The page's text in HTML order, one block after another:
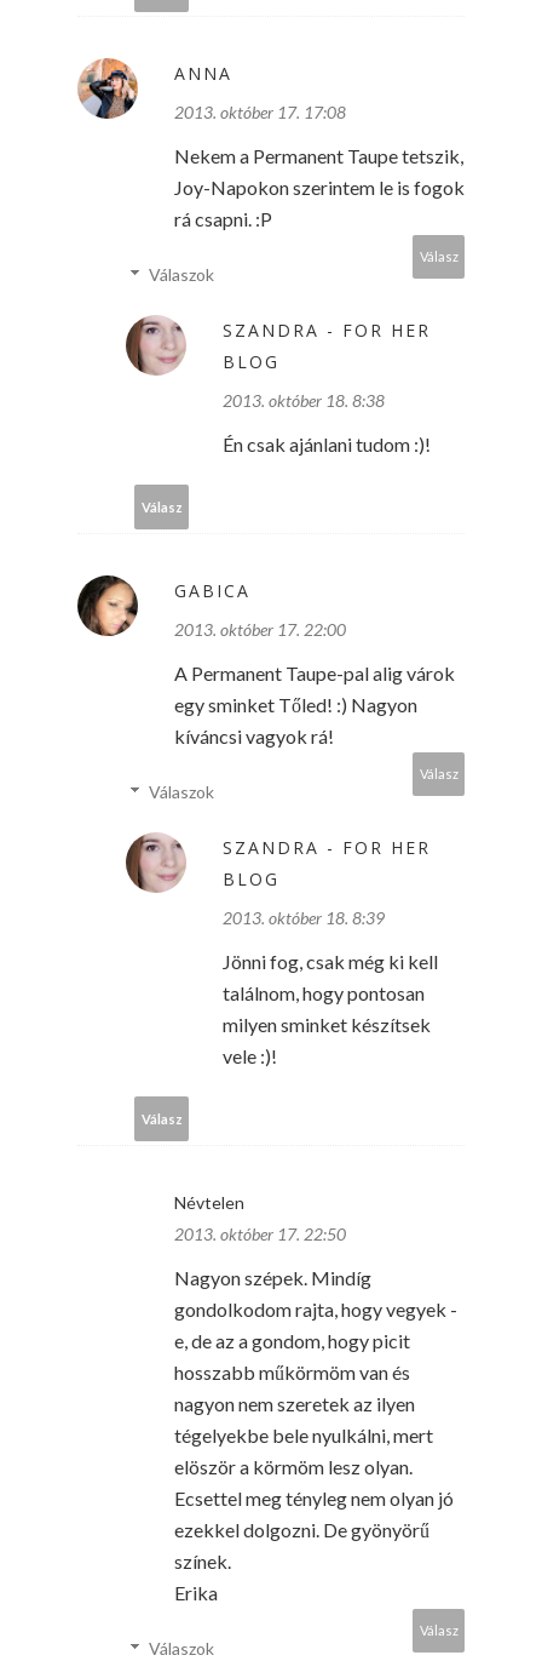
ANNA
2013. október 17. 17:08
Nekem a Permanent Taupe tetszik,
Joy-Napokon szerintem le is fogok
rá csapni. :P
Válasz
Válaszok
SZANDRA - FOR HER
BLOG
2013. október 18. 8:38
Én csak ajánlani tudom :)!
Válasz
GABICA
2013. október 17. 22:00
A Permanent Taupe-pal alig várok
egy sminket Tőled! :) Nagyon
kíváncsi vagyok rá!
Válasz
Válaszok
SZANDRA - FOR HER
BLOG
2013. október 18. 8:39
Jönni fog, csak még ki kell
találnom, hogy pontosan
milyen sminket készítsek
vele :)!
Válasz
Névtelen
2013. október 17. 22:50
Nagyon szépek. Mindíg
gondolkodom rajta, hogy vegyek -
e, de az a gondom, hogy picit
hosszabb műkörmöm van és
nagyon nem szeretek az ilyen
tégelyekbe bele nyulkálni, mert
elöször a körmöm lesz olyan.
Ecsettel meg tényleg nem olyan jó
ezekkel dolgozni. De gyönyörű
színek.
Erika
Válasz
Válaszok